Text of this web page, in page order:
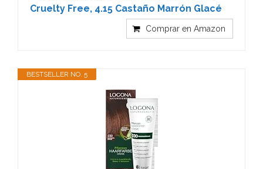
Cruelty Free, 4.15 Castaño Marrón Glacé
Comprar en Amazon
BESTSELLER NO. 5